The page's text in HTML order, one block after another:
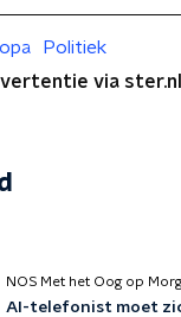
Politiek
via ster.nl
NOS Met het Oog op
AI-telefonist moet